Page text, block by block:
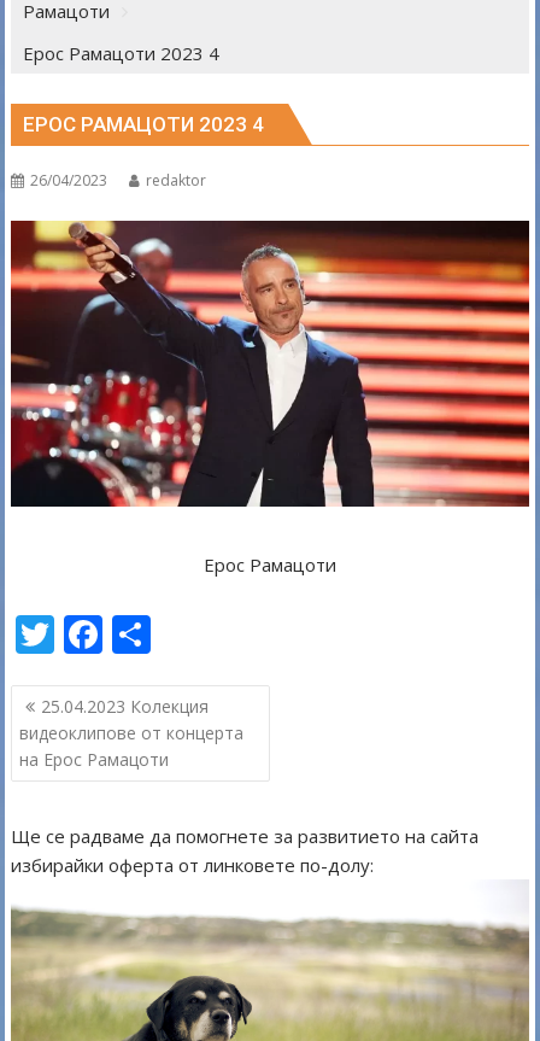
Рамацоти
Ерос Рамацоти 2023 4
ЕРОС РАМАЦОТИ 2023 4
26/04/2023 redaktor
Ерос Рамацоти
T
w
itt
er
F
ac
e
b
o
o
k
h
ar
e
Навигация
25.04.2023 Колекция
видеоклипове от концерта
на Ерос Рамацоти
Ще се радваме да помогнете за развитието на сайта
избирайки оферта от линковете по-долу: